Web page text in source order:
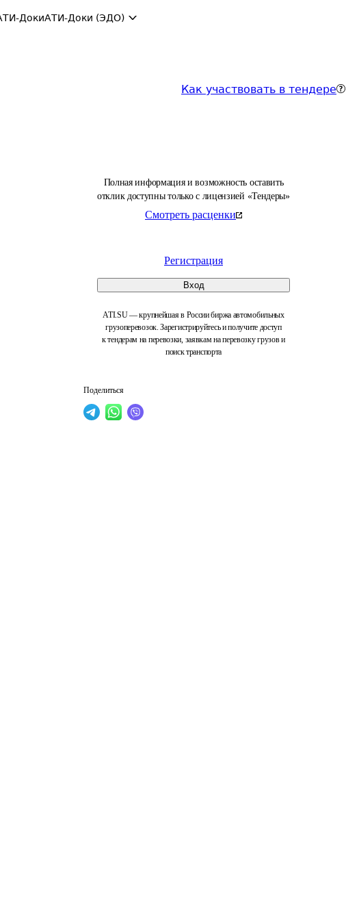
ДокиАТИ-Доки (ЭДО)
Как участвовать в тендере
Полная информация и возможность оставить
отклик доступны только с лицензией «Тендеры»
Смотреть расценки
Регистрация
Вход
ATI.SU — крупнейшая в России биржа автомобильных
грузоперевозок. Зарегистрируйтесь и получите доступ
к тендерам на перевозки, заявкам на перевозку грузов и
поиск транспорта
Поделиться